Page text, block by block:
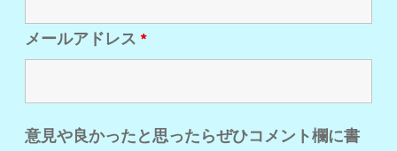
メールアドレス *
意見や良かったと思ったらぜひコメント欄に書